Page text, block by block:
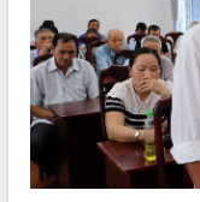
VIDEO
Loading the player...
Khám bệnh, cấp phát thuốc
và tặng quà người dân xã Cư
Hội nghị UBND tỉnh Đắk Lắk
tháng 7/2026